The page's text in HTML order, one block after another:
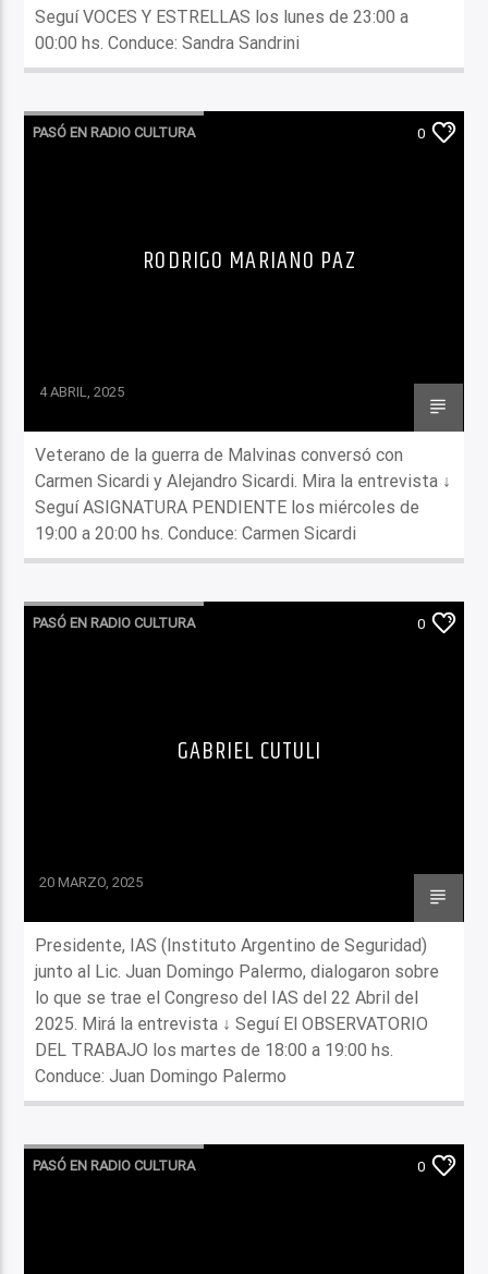
Seguí VOCES Y ESTRELLAS los lunes de 23:00 a
00:00 hs. Conduce: Sandra Sandrini
PASÓ EN RADIO CULTURA 0
RODRIGO MARIANO PAZ
4 ABRIL, 2025
Veterano de la guerra de Malvinas conversó con
Carmen Sicardi y Alejandro Sicardi. Mira la entrevista ↓
Seguí ASIGNATURA PENDIENTE los miércoles de
19:00 a 20:00 hs. Conduce: Carmen Sicardi
PASÓ EN RADIO CULTURA 0
GABRIEL CUTULI
20 MARZO, 2025
Presidente, IAS (Instituto Argentino de Seguridad)
junto al Lic. Juan Domingo Palermo, dialogaron sobre
lo que se trae el Congreso del IAS del 22 Abril del
2025. Mirá la entrevista ↓ Seguí El OBSERVATORIO
DEL TRABAJO los martes de 18:00 a 19:00 hs.
Conduce: Juan Domingo Palermo
PASÓ EN RADIO CULTURA 0